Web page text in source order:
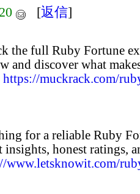
[返信]
the full Ruby Fortune
and discover what
https://muckrack.com/
for a reliable Ruby
insights, honest ratings,
www.letsknowit.com/